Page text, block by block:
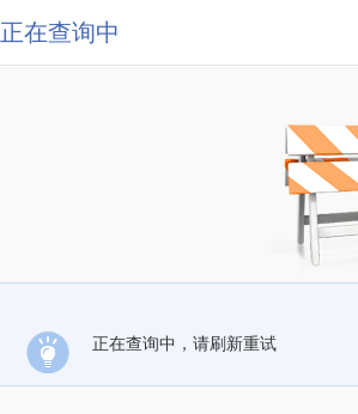
正在查询中
正在查询中，请刷新重试